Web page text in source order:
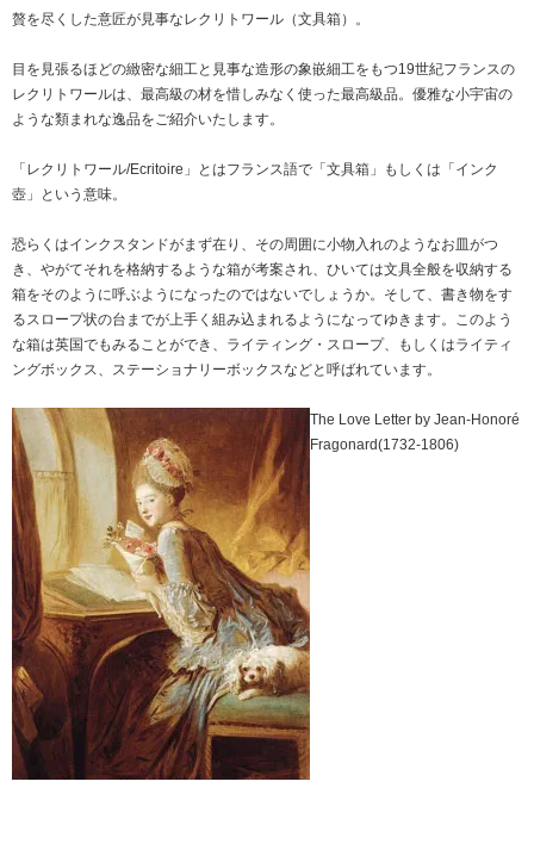
贅を尽くした意匠が見事なレクリトワール（文具箱）。
目を見張るほどの緻密な細工と見事な造形の象嵌細工をもつ19世紀フランスの
レクリトワールは、最高級の材を惜しみなく使った最高級品。優雅な小宇宙の
ような類まれな逸品をご紹介いたします。
「レクリトワール/Ecritoire」とはフランス語で「文具箱」もしくは「インク
壺」という意味。
恐らくはインクスタンドがまず在り、その周囲に小物入れのようなお皿がつ
き、やがてそれを格納するような箱が考案され、ひいては文具全般を収納する
箱をそのように呼ぶようになったのではないでしょうか。そして、書き物をす
るスロープ状の台までが上手く組み込まれるようになってゆきます。このよう
な箱は英国でもみることができ、ライティング・スロープ、もしくはライティ
ングボックス、ステーショナリーボックスなどと呼ばれています。
The Love Letter by Jean-Honoré
Fragonard(1732-1806)